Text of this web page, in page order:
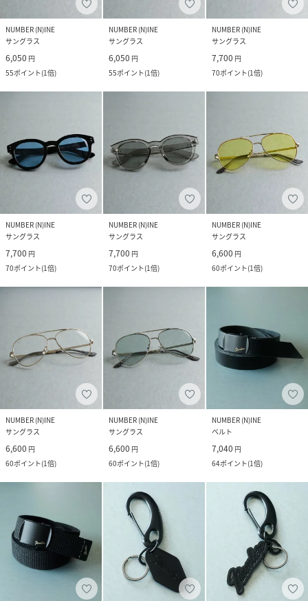
NUMBER (N)INE
サングラス
6,050 円
55ポイント(1倍)
NUMBER (N)INE
サングラス
6,050 円
55ポイント(1倍)
NUMBER (N)INE
サングラス
7,700 円
70ポイント(1倍)
NUMBER (N)INE
サングラス
7,700 円
70ポイント(1倍)
NUMBER (N)INE
サングラス
7,700 円
70ポイント(1倍)
NUMBER (N)INE
サングラス
6,600 円
60ポイント(1倍)
NUMBER (N)INE
サングラス
6,600 円
60ポイント(1倍)
NUMBER (N)INE
サングラス
6,600 円
60ポイント(1倍)
NUMBER (N)INE
ベルト
7,040 円
64ポイント(1倍)